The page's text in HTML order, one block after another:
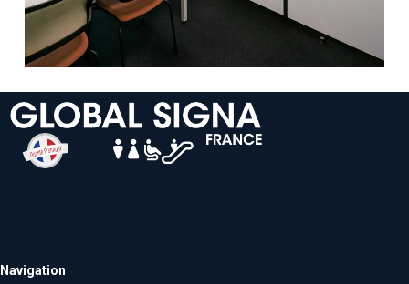
Navigation